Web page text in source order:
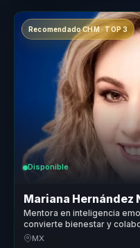
Recomendado CHM · TOP 3
Disponible
Mariana Hernández
Mentora en inteligencia
convierte bienestar y
empresas y equipos.
MX